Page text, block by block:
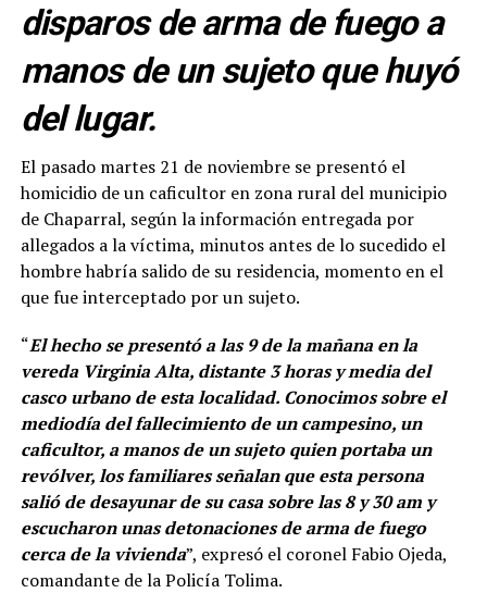
disparos de arma de fuego a
manos de un sujeto que huyó
del lugar.
El pasado martes 21 de noviembre se presentó el
homicidio de un caficultor en zona rural del municipio
de Chaparral, según la información entregada por
allegados a la víctima, minutos antes de lo sucedido el
hombre habría salido de su residencia, momento en el
que fue interceptado por un sujeto.
“El hecho se presentó a las 9 de la mañana en la
vereda Virginia Alta, distante 3 horas y media del
casco urbano de esta localidad. Conocimos sobre el
mediodía del fallecimiento de un campesino, un
caficultor, a manos de un sujeto quien portaba un
revólver, los familiares señalan que esta persona
salió de desayunar de su casa sobre las 8 y 30 am y
escucharon unas detonaciones de arma de fuego
cerca de la vivienda”, expresó el coronel Fabio Ojeda,
comandante de la Policía Tolima.